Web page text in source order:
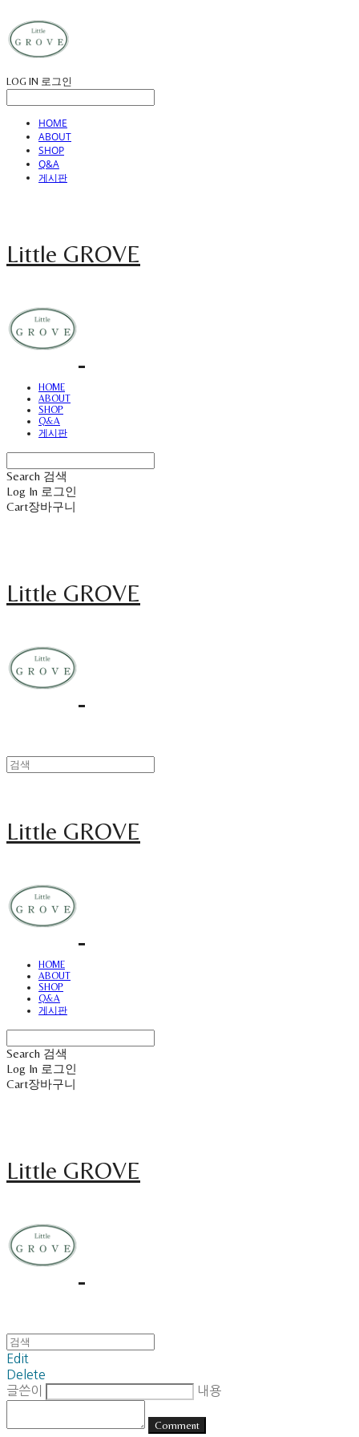
LOG IN 로그인
HOME
ABOUT
SHOP
Q&A
게시판
Little GROVE
HOME
ABOUT
SHOP
Q&A
게시판
Search 검색
Log In 로그인
Cart장바구니
Little GROVE
Little GROVE
HOME
ABOUT
SHOP
Q&A
게시판
Search 검색
Log In 로그인
Cart장바구니
Little GROVE
Edit
Delete
글쓴이
내용
Comment